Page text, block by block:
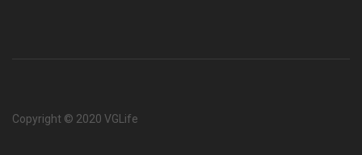
Copyright © 2020 VGLife